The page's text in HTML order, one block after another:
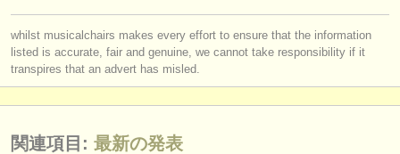
whilst musicalchairs makes every effort to ensure that the information
listed is accurate, fair and genuine, we cannot take responsibility if it
transpires that an advert has misled.
関連項目: 最新の発表